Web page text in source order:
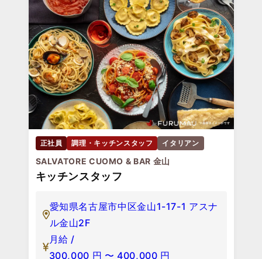
正社員 調理・キッチンスタッフ イタリアン
SALVATORE CUOMO & BAR 金山
キッチンスタッフ
愛知県名古屋市中区金山1-17-1 アスナ
ル金山2F
月給 /
300,000 円 〜 400,000 円